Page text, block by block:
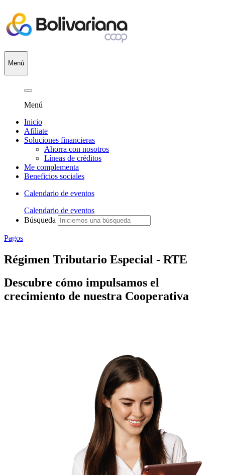
Menú
Menú
Inicio
Afíliate
Soluciones financieras
Ahorra con nosotros
Líneas de créditos
Me complementa
Beneficios sociales
Calendario de eventos
Calendario de eventos
Búsqueda
Pagos
Régimen Tributario Especial - RTE
Descubre cómo impulsamos el
crecimiento de nuestra Cooperativa